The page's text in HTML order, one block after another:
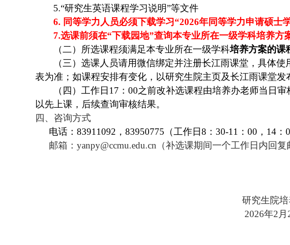
5.“研究生英语课程学习说明”等文件
6. 同等学力人员必须下载学习“2026年同等学力申请硕士
7.选课前须在“下载园地”查询本专业所在一级学科培养方
（二）所选课程须满足本专业所在一级学科培养方案的课
（三）选课人员请用微信绑定并注册长江雨课堂，具体
表为准；如课程安排有变化，以研究生院主页及长江雨课堂发
（四）工作日17：00之前改补选课程由培养办老师当日
以先上课，后续查询审核结果。
四、咨询方式
电话：83911092，83950775（工作日8：30-11：00，14：
邮箱：yanpy@ccmu.edu.cn（补选课期间一个工作日内回复
研究生院培
2026年2月